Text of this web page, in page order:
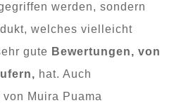
werden, sondern
welches vielleicht
gute Bewertungen, von
hat. Auch
von Muira Puama